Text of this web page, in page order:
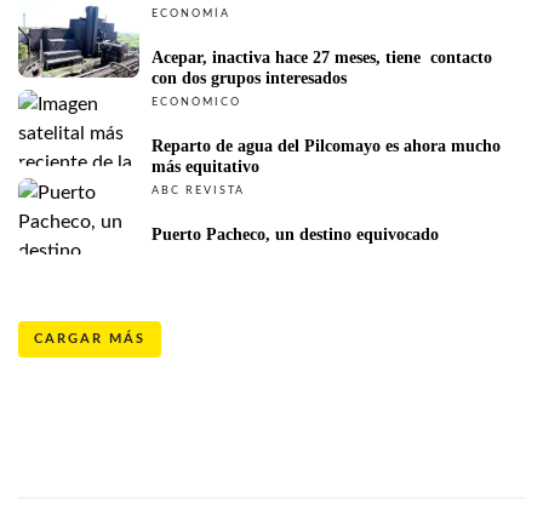
ECONOMÍA
Acepar, inactiva hace 27 meses, tiene  contacto
con dos grupos interesados
ECONÓMICO
Reparto de agua del Pilcomayo es ahora mucho
más equitativo
ABC REVISTA
Puerto Pacheco, un destino equivocado
CARGAR MÁS